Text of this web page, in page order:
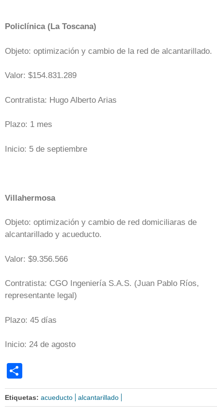
Policlínica (La Toscana)
Objeto: optimización y cambio de la red de alcantarillado.
Valor: $154.831.289
Contratista: Hugo Alberto Arias
Plazo: 1 mes
Inicio: 5 de septiembre
Villahermosa
Objeto: optimización y cambio de red domiciliaras de
alcantarillado y acueducto.
Valor: $9.356.566
Contratista: CGO Ingeniería S.A.S. (Juan Pablo Ríos,
representante legal)
Plazo: 45 días
Inicio: 24 de agosto
Etiquetas: acueducto alcantarillado